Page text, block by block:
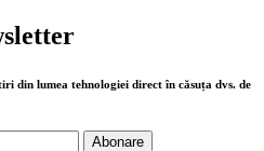
din lumea tehnologiei direct în căsuța dvs. de